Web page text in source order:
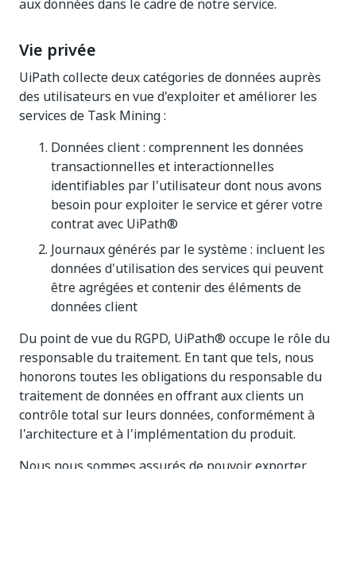
aux données dans le cadre de notre service.
Vie privée
UiPath collecte deux catégories de données auprès
des utilisateurs en vue d'exploiter et améliorer les
services de Task Mining :
Données client : comprennent les données
transactionnelles et interactionnelles
identifiables par l'utilisateur dont nous avons
besoin pour exploiter le service et gérer votre
contrat avec UiPath®
Journaux générés par le système : incluent les
données d'utilisation des services qui peuvent
être agrégées et contenir des éléments de
données client
Du point de vue du RGPD, UiPath® occupe le rôle du
responsable du traitement. En tant que tels, nous
honorons toutes les obligations du responsable du
traitement de données en offrant aux clients un
contrôle total sur leurs données, conformément à
l'architecture et à l'implémentation du produit.
Nous nous sommes assurés de pouvoir exporter